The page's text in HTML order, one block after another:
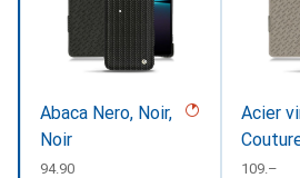
Abaca Nero, Noir,
Noir
CHF
94.90
Acier
CHF
109.–